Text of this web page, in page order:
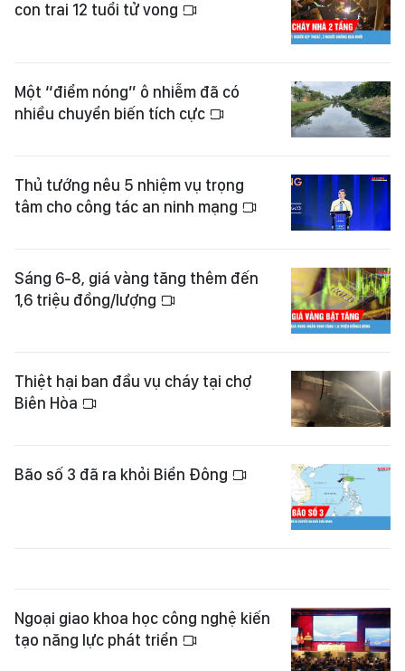
con trai 12 tuổi tử vong
Một “điểm nóng” ô nhiễm đã có
nhiều chuyển biến tích cực
Thủ tướng nêu 5 nhiệm vụ trọng
tâm cho công tác an ninh mạng
Sáng 6-8, giá vàng tăng thêm đến
1,6 triệu đồng/lượng
Thiệt hại ban đầu vụ cháy tại chợ
Biên Hòa
Bão số 3 đã ra khỏi Biển Đông
Ngoại giao khoa học công nghệ kiến
tạo năng lực phát triển